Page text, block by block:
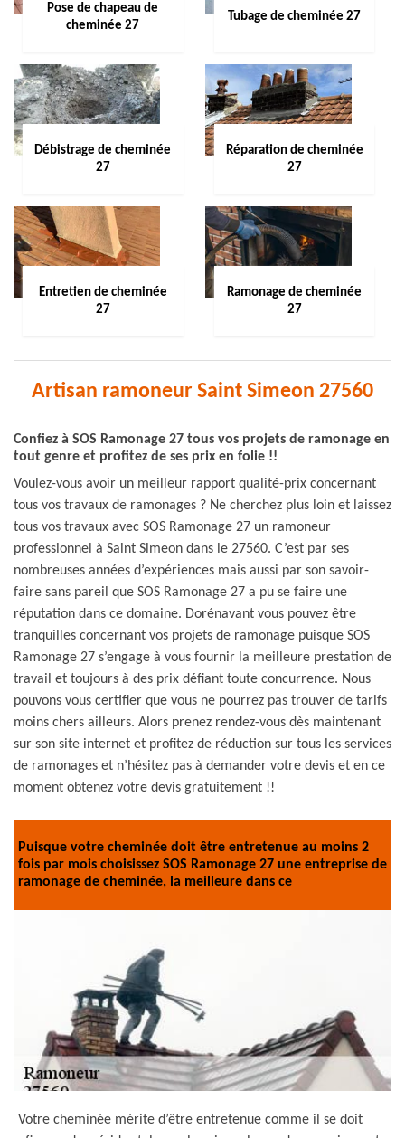
Pose de chapeau de
cheminée 27
Tubage de cheminée 27
Débistrage de cheminée
27
Réparation de cheminée
27
Entretien de cheminée
27
Ramonage de cheminée
27
Artisan ramoneur Saint Simeon 27560
Confiez à SOS Ramonage 27 tous vos projets de ramonage en
tout genre et profitez de ses prix en folie !!
Voulez-vous avoir un meilleur rapport qualité-prix concernant
tous vos travaux de ramonages ? Ne cherchez plus loin et laissez
tous vos travaux avec SOS Ramonage 27 un ramoneur
professionnel à Saint Simeon dans le 27560. C’est par ses
nombreuses années d’expériences mais aussi par son savoir-
faire sans pareil que SOS Ramonage 27 a pu se faire une
réputation dans ce domaine. Dorénavant vous pouvez être
tranquilles concernant vos projets de ramonage puisque SOS
Ramonage 27 s’engage à vous fournir la meilleure prestation de
travail et toujours à des prix défiant toute concurrence. Nous
pouvons vous certifier que vous ne pourrez pas trouver de tarifs
moins chers ailleurs. Alors prenez rendez-vous dès maintenant
sur son site internet et profitez de réduction sur tous les services
de ramonages et n’hésitez pas à demander votre devis et en ce
moment obtenez votre devis gratuitement !!
Puisque votre cheminée doit être entretenue au moins 2
fois par mois choisissez SOS Ramonage 27 une entreprise de
ramonage de cheminée, la meilleure dans ce
Votre cheminée mérite d’être entretenue comme il se doit